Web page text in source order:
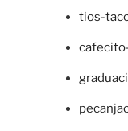
tios-